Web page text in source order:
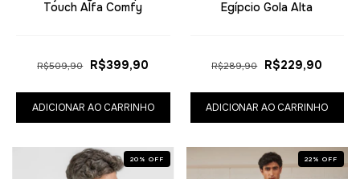
Touch Alfa Comfy
R$509,90 R$399,90
ADICIONAR AO CARRINHO
Egípcio Gola Alta
R$289,90 R$229,90
ADICIONAR AO CARRINHO
20 % OFF 22 % OFF